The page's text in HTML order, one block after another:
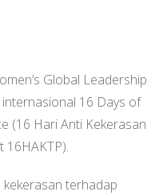
Global Leadership
16 Days of
(16 Hari Anti Kekerasan
kekerasan terhadap